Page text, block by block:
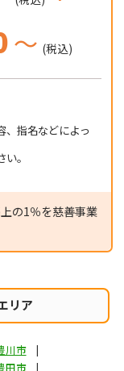
～ (税込)
、指名などによっ
。
の1％を慈善事業
リア
川市
田市